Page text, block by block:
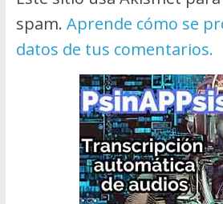
spam. Aprende cómo se
datos de tus comentarios.